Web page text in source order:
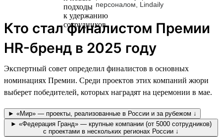
персоналом, Lindaily
Кто стал финалистом Премии
HR-бренд в 2025 году
Экспертный совет определил финалистов в основных
номинациях Премии. Среди проектов этих компаний жюри
выберет победителей, которых наградят на церемонии в мае.
► «Мир» — проекты, реализованные в России и за рубежом ↓
► «Федерация Гранд» — крупные компании (от 5000 сотрудников)
с проектами в нескольких регионах России ↓